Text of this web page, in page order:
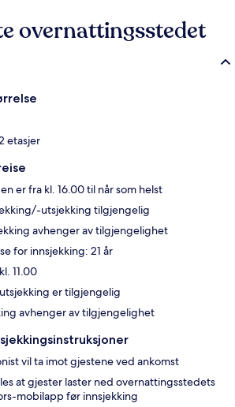
overnattingsstedet
etasjer
er fra kl. 16.00 til når som helst
utsjekking tilgjengelig
avhenger av tilgjengelighet
for innsjekking: 21 år
11.00
er tilgjengelig
avhenger av tilgjengelighet
vil ta imot gjestene ved ankomst
at gjester laster ned overnattingsstedets
mobilapp før innsjekking